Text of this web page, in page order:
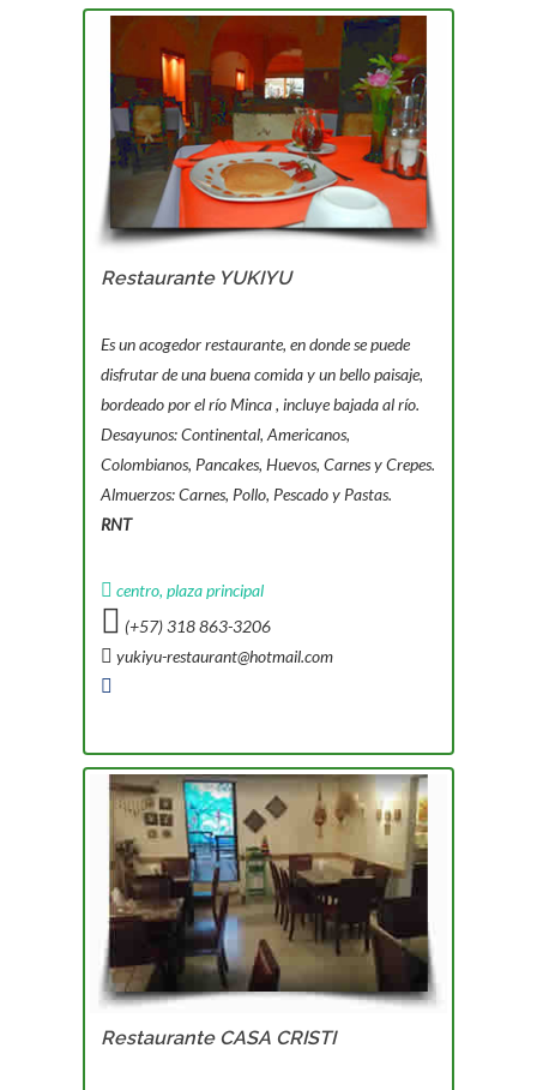
Restaurante YUKIYU
Es un acogedor restaurante, en donde se puede
disfrutar de una buena comida y un bello paisaje,
bordeado por el río Minca , incluye bajada al río.
Desayunos: Continental, Americanos,
Colombianos, Pancakes, Huevos, Carnes y Crepes.
Almuerzos: Carnes, Pollo, Pescado y Pastas.
RNT
centro, plaza principal
(+57) 318 863-3206
yukiyu-restaurant@hotmail.com
Restaurante CASA CRISTI